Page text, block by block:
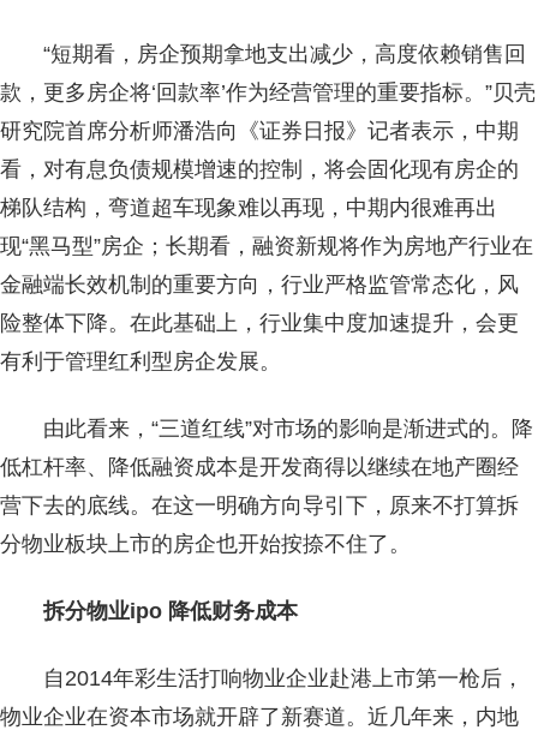
“短期看，房企预期拿地支出减少，高度依赖销售回
款，更多房企将‘回款率’作为经营管理的重要指标。”贝壳
研究院首席分析师潘浩向《证券日报》记者表示，中期
看，对有息负债规模增速的控制，将会固化现有房企的
梯队结构，弯道超车现象难以再现，中期内很难再出
现“黑马型”房企；长期看，融资新规将作为房地产行业在
金融端长效机制的重要方向，行业严格监管常态化，风
险整体下降。在此基础上，行业集中度加速提升，会更
有利于管理红利型房企发展。
由此看来，“三道红线”对市场的影响是渐进式的。降
低杠杆率、降低融资成本是开发商得以继续在地产圈经
营下去的底线。在这一明确方向导引下，原来不打算拆
分物业板块上市的房企也开始按捺不住了。
拆分物业ipo 降低财务成本
自2014年彩生活打响物业企业赴港上市第一枪后，
物业企业在资本市场就开辟了新赛道。近几年来，内地